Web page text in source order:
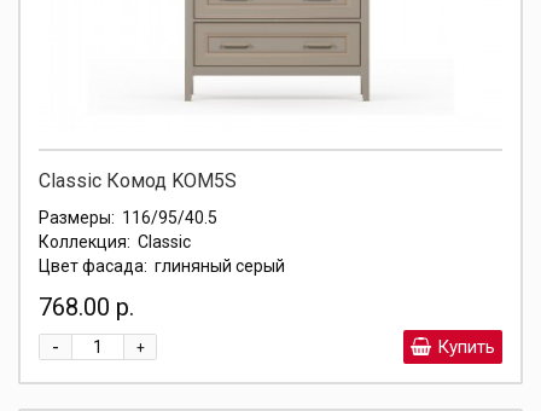
Classic Комод KOM5S
Размеры: 116/95/40.5
Коллекция: Classic
Цвет фасада: глиняный серый
768.00 р.
+
- Купить